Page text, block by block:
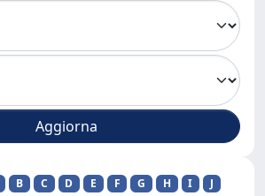
B C D E F G H I
J